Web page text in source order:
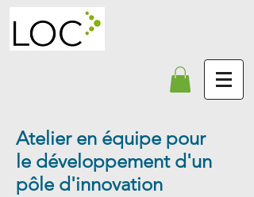
Atelier en équipe pour
le développement d'un
pôle d'innovation